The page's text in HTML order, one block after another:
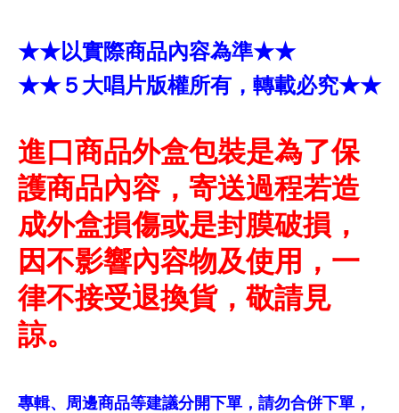
★★以實際商品內容為準★★
★★５大唱片版權所有，轉載必究★★
進口商品外盒包裝是為了保
護商品內容，寄送過程若造
成外盒損傷或是封膜破損，
因不影響內容物及使用，一
律不接受退換貨，敬請見
諒。
專輯、周邊商品等建議分開下單，請勿合併下單，